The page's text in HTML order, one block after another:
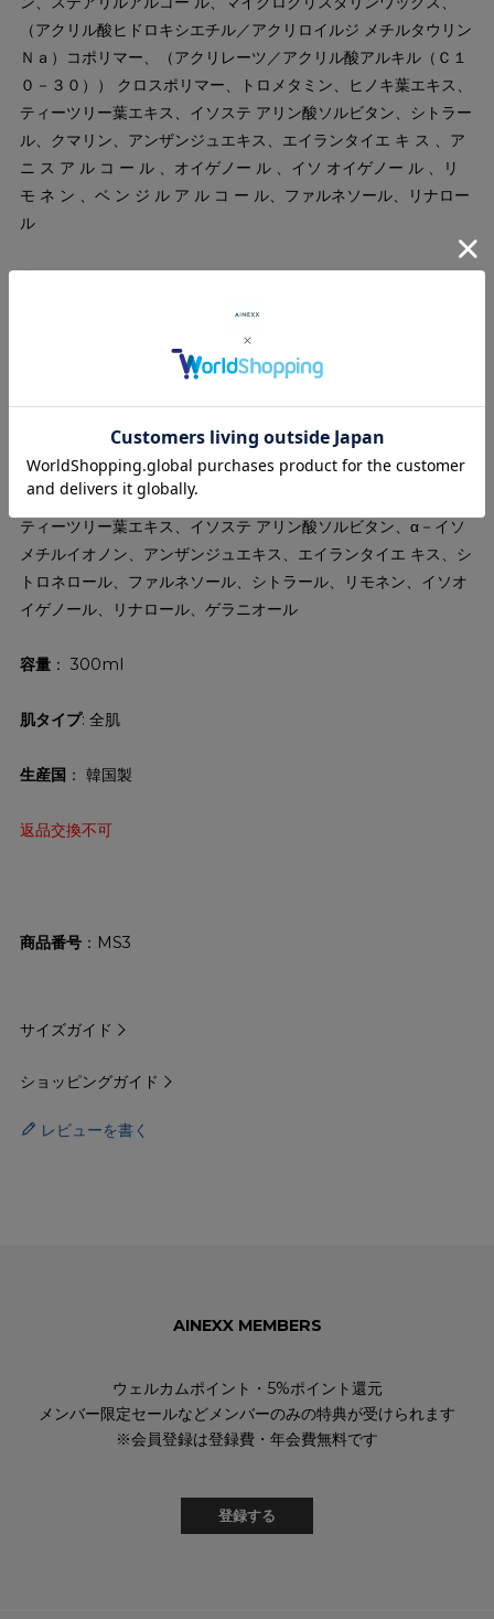
（アクリル酸ヒドロキシエチル／アクリロイルジ メチルタウリン
Ｎａ）コポリマー、（アクリレーツ／アクリル酸アルキル（Ｃ１
０－３０）） クロスポリマー、トロメタミン、ヒノキ葉エキス、
ティーツリー葉エキス、イソステ アリン酸ソルビタン、シトラー
ル、クマリン、アンザンジュエキス、エイランタイエ キ ス 、ア
ニ ス ア ル コ ー ル 、オイゲノー ル 、イソ オイゲノー ル 、リ
モ ネ ン 、ベ ン ジ ル ア ル コ ー ル、ファルネソール、リナロー
ル
ア脂、セテアリルアルコール、１，２－ヘキサ ンジオール、ビニ
ルジメチコン、ステアリン酸ポリグリセリル－２、ステアリン酸
（アクリル酸ヒドロキシエチル／アクリロイルジ メチルタウリン
Ｎａ）コポリマー、（アクリレーツ／アクリル酸アルキル（Ｃ１
０－３０）） クロスポリマー、トロメタミン、ヒノキ葉エキス、
ティーツリー葉エキス、イソステ アリン酸ソルビタン、α－イソ
メチルイオノン、アンザンジュエキス、エイランタイエ キス、シ
トロネロール、ファルネソール、シトラール、リモネン、イソオ
イゲノール、リナロール、ゲラニオール
容量： 300ml
肌タイプ: 全肌
生産国 ： 韓国製
返品交換不可
商品番号 MS3
サイズガイド
ショッピングガイド
レビューを書く
AINEXX MEMBERS
ウェルカムポイント・5%ポイント還元
メンバー限定セールなどメンバーのみの特典が受けられます
※会員登録は登録費・年会費無料です
登録する